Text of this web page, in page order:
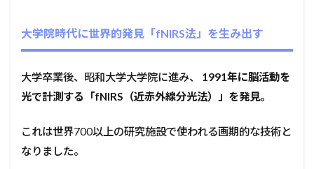
大学院時代に世界的発見「fNIRS法」を生み出す
大学卒業後、昭和大学大学院に進み、 1991年に脳活動を
光で計測する「fNIRS（近赤外線分光法）」を発見。
これは世界700以上の研究施設で使われる画期的な技術と
なりました。